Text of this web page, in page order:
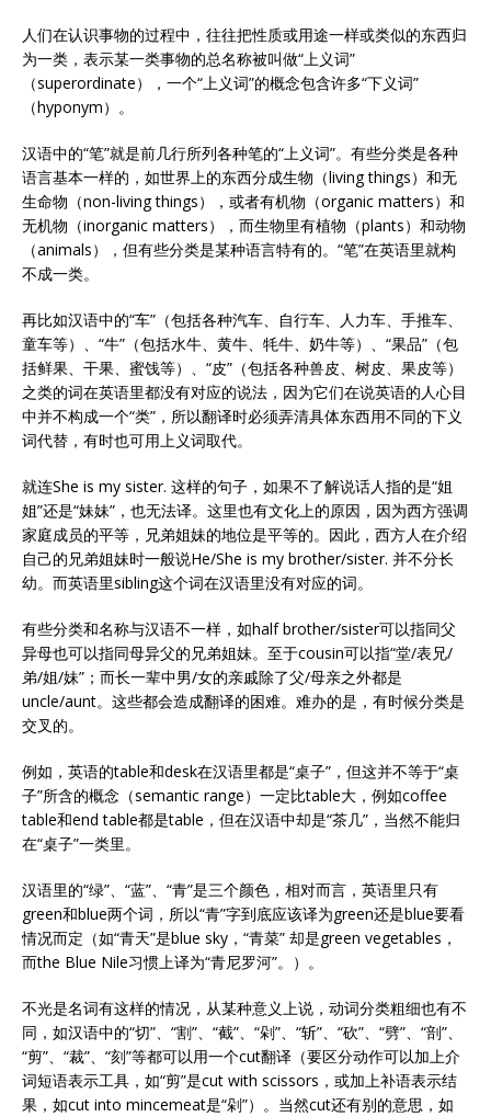
人们在认识事物的过程中，往往把性质或用途一样或类似的东西归
为一类，表示某一类事物的总名称被叫做“上义词”
（superordinate），一个“上义词”的概念包含许多“下义词”
（hyponym）。
汉语中的“笔”就是前几行所列各种笔的“上义词”。有些分类是各种
语言基本一样的，如世界上的东西分成生物（living things）和无
生命物（non-living things），或者有机物（organic matters）和
无机物（inorganic matters），而生物里有植物（plants）和动物
（animals），但有些分类是某种语言特有的。“笔”在英语里就构
不成一类。
再比如汉语中的“车”（包括各种汽车、自行车、人力车、手推车、
童车等）、“牛”（包括水牛、黄牛、牦牛、奶牛等）、“果品”（包
括鲜果、干果、蜜饯等）、“皮”（包括各种兽皮、树皮、果皮等）
之类的词在英语里都没有对应的说法，因为它们在说英语的人心目
中并不构成一个“类”，所以翻译时必须弄清具体东西用不同的下义
词代替，有时也可用上义词取代。
就连She is my sister. 这样的句子，如果不了解说话人指的是“姐
姐”还是“妹妹”，也无法译。这里也有文化上的原因，因为西方强调
家庭成员的平等，兄弟姐妹的地位是平等的。因此，西方人在介绍
自己的兄弟姐妹时一般说He/She is my brother/sister. 并不分长
幼。而英语里sibling这个词在汉语里没有对应的词。
有些分类和名称与汉语不一样，如half brother/sister可以指同父
异母也可以指同母异父的兄弟姐妹。至于cousin可以指“堂/表兄/
弟/姐/妹”；而长一辈中男/女的亲戚除了父/母亲之外都是
uncle/aunt。这些都会造成翻译的困难。难办的是，有时候分类是
交叉的。
例如，英语的table和desk在汉语里都是“桌子”，但这并不等于“桌
子”所含的概念（semantic range）一定比table大，例如coffee
table和end table都是table，但在汉语中却是“茶几”，当然不能归
在“桌子”一类里。
汉语里的“绿”、“蓝”、“青”是三个颜色，相对而言，英语里只有
green和blue两个词，所以“青”字到底应该译为green还是blue要看
情况而定（如“青天”是blue sky，“青菜” 却是green vegetables，
而the Blue Nile习惯上译为“青尼罗河”。）。
不光是名词有这样的情况，从某种意义上说，动词分类粗细也有不
同，如汉语中的“切”、“割”、“截”、“剁”、“斩”、“砍”、“劈”、“剖”、
“剪”、“裁”、“刻”等都可以用一个cut翻译（要区分动作可以加上介
词短语表示工具，如“剪”是cut with scissors，或加上补语表示结
果，如cut into mincemeat是“剁”）。当然cut还有别的意思，如